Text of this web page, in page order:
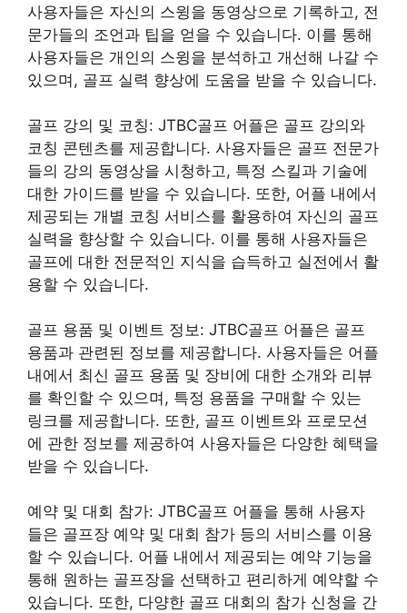
사용자들은 자신의 스윙을 동영상으로 기록하고, 전
문가들의 조언과 팁을 얻을 수 있습니다. 이를 통해
사용자들은 개인의 스윙을 분석하고 개선해 나갈 수
있으며, 골프 실력 향상에 도움을 받을 수 있습니다.
골프 강의 및 코칭: JTBC골프 어플은 골프 강의와
코칭 콘텐츠를 제공합니다. 사용자들은 골프 전문가
들의 강의 동영상을 시청하고, 특정 스킬과 기술에
대한 가이드를 받을 수 있습니다. 또한, 어플 내에서
제공되는 개별 코칭 서비스를 활용하여 자신의 골프
실력을 향상할 수 있습니다. 이를 통해 사용자들은
골프에 대한 전문적인 지식을 습득하고 실전에서 활
용할 수 있습니다.
골프 용품 및 이벤트 정보: JTBC골프 어플은 골프
용품과 관련된 정보를 제공합니다. 사용자들은 어플
내에서 최신 골프 용품 및 장비에 대한 소개와 리뷰
를 확인할 수 있으며, 특정 용품을 구매할 수 있는
링크를 제공합니다. 또한, 골프 이벤트와 프로모션
에 관한 정보를 제공하여 사용자들은 다양한 혜택을
받을 수 있습니다.
예약 및 대회 참가: JTBC골프 어플을 통해 사용자
들은 골프장 예약 및 대회 참가 등의 서비스를 이용
할 수 있습니다. 어플 내에서 제공되는 예약 기능을
통해 원하는 골프장을 선택하고 편리하게 예약할 수
있습니다. 또한, 다양한 골프 대회의 참가 신청을 간